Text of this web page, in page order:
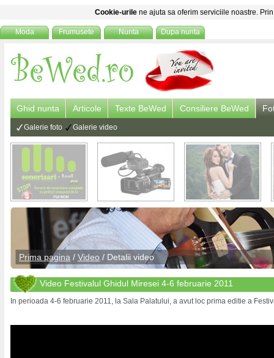
Cookie-urile ne ajuta sa oferim serviciile noastre.
Moda Frumusete Nunta Dupa nunta
Ghid nunta Articole Texte BeWed Consiliere BeWed
Galerie foto Galerie video
Prima pagina / Video / Detalii video
Video Festivalul Ghidul Miresei 4-6 februarie 2011
In perioada 4-6 februarie 2011, la Sala Palatului, a avut loc prima editie a